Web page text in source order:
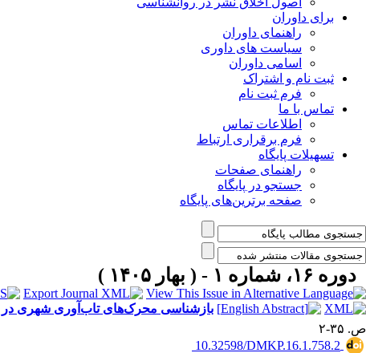
برای داوران
راهنمای داوران
سیاست های داوری
اسامی داوران
ثبت نام و اشتراک
فرم ثبت نام
تماس با ما
اطلاعات تماس
فرم برقراری ارتباط
تسهیلات پایگاه
راهنمای صفحات
جستجو در پایگاه
صفحه برترین‌های پایگاه
دوره ۱۶، شماره ۱ - ( بهار ۱۴۰۵ )
بازشناسی محرک‌های تاب‌آوری شهری در
ص. ۳۵-۲
‎ 10.32598/DMKP.16.1.758.2